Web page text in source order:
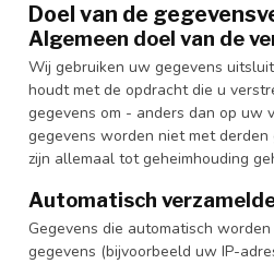
Doel van de
Algemeen doel van de
Wij gebruiken uw gegevens
houdt met de opdracht die u
gegevens om - anders dan op uw
gegevens worden niet met
zijn allemaal tot geheimhouding
Automatisch
Gegevens die automatisch
gegevens (bijvoorbeeld uw IP-